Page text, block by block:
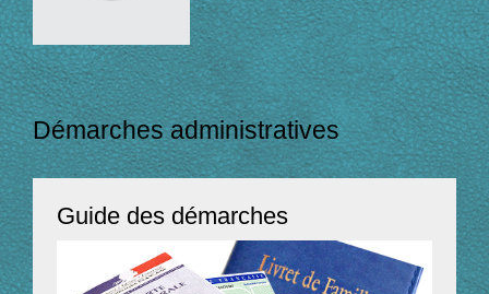
Démarches administratives
Guide des démarches